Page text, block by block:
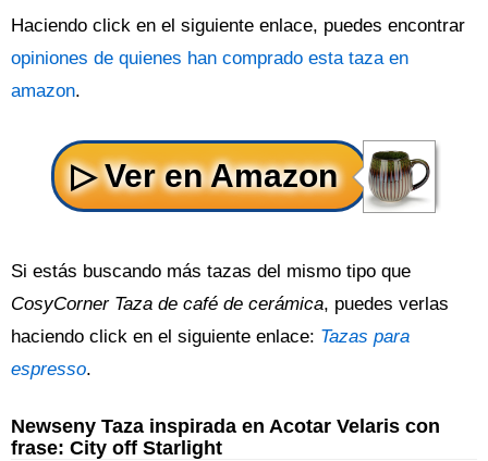
Haciendo click en el siguiente enlace, puedes encontrar
opiniones de quienes han comprado esta taza en
amazon.
Si estás buscando más tazas del mismo tipo que
CosyCorner Taza de café de cerámica, puedes verlas
haciendo click en el siguiente enlace: Tazas para
espresso.
Newseny Taza inspirada en Acotar Velaris con
frase: City off Starlight